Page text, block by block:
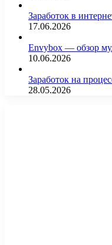
Заработок в
17.06.2026
Envybox — обзор
10.06.2026
Заработок на
28.05.2026